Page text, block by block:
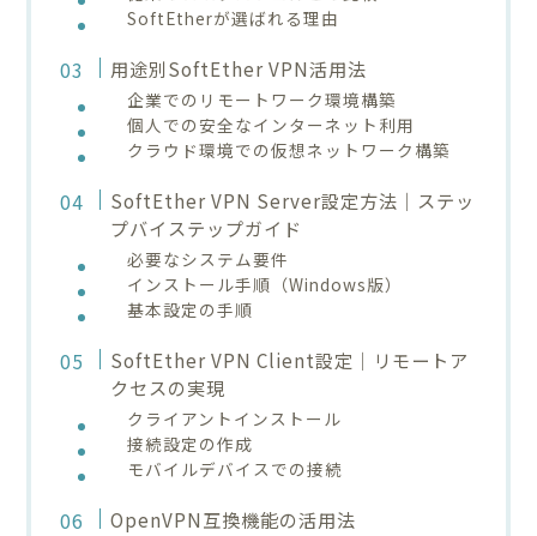
SoftEtherが選ばれる理由
用途別SoftEther VPN活用法
企業でのリモートワーク環境構築
個人での安全なインターネット利用
クラウド環境での仮想ネットワーク構築
SoftEther VPN Server設定方法｜ステッ
プバイステップガイド
必要なシステム要件
インストール手順（Windows版）
基本設定の手順
SoftEther VPN Client設定｜リモートア
クセスの実現
クライアントインストール
接続設定の作成
モバイルデバイスでの接続
OpenVPN互換機能の活用法